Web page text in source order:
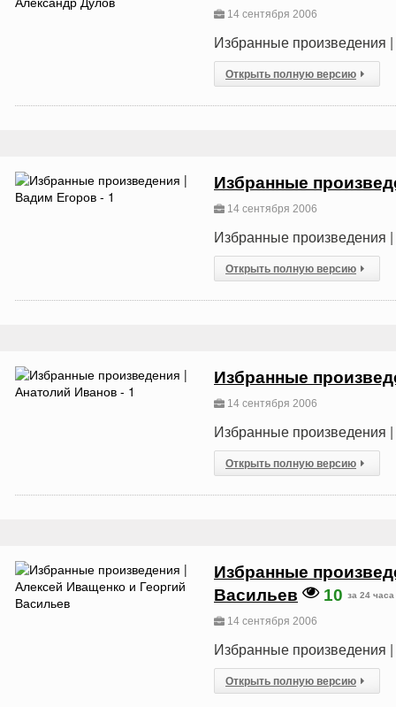
14 сентября 2006
Избранные произведения
Открыть полную версию
Избранные
14 сентября 2006
Избранные произведения
Открыть полную версию
Избранные
14 сентября 2006
Избранные произведения
Открыть полную версию
Избранные
Васильев
10 за 24 часа
14 сентября 2006
Избранные произведения
Открыть полную версию